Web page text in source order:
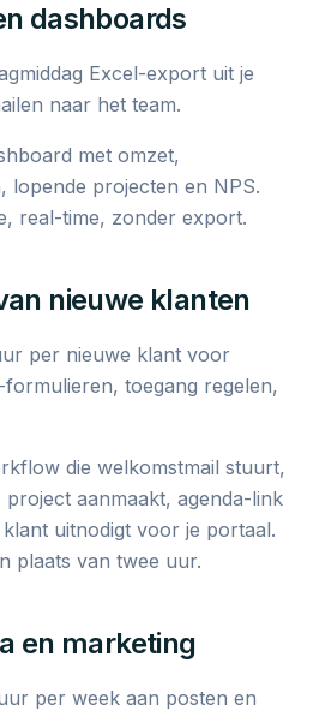
dashboards
Excel-export uit je
naar het team.
met omzet,
lopende projecten en NPS.
real-time, zonder export.
nieuwe klanten
per nieuwe klant voor
toegang regelen,
die welkomstmail stuurt,
aanmaakt, agenda-link
uitnodigt voor je portaal.
plaats van twee uur.
en marketing
per week aan posten en